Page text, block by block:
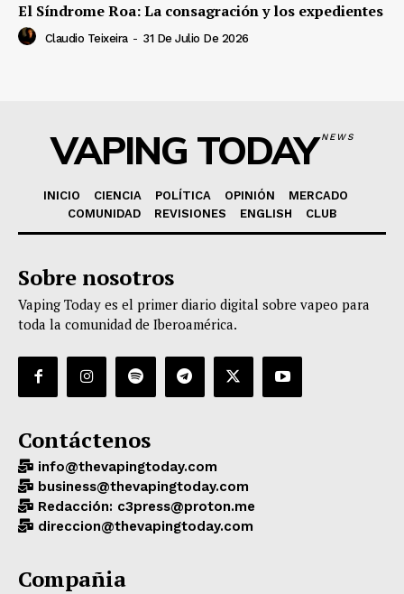
El Síndrome Roa: La consagración y los expedientes
Claudio Teixeira - 31 De Julio De 2026
VAPING TODAYNEWS
INICIO CIENCIA POLÍTICA OPINIÓN
MERCADO
COMUNIDAD
REVISIONES ENGLISH CLUB
Sobre nosotros
Vaping Today es el primer diario digital sobre vapeo para
toda la comunidad de Iberoamérica.
Contáctenos
info@thevapingtoday.com
business@thevapingtoday.com
Redacción: c3press@proton.me
direccion@thevapingtoday.com
Compañia